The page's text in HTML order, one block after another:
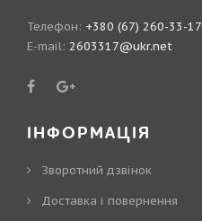
Телефон: +380 (67) 260-33-17
E-mail: 2603317@ukr.net
ІНФОРМАЦІЯ
Зворотний дзвінок
Доставка і повернення